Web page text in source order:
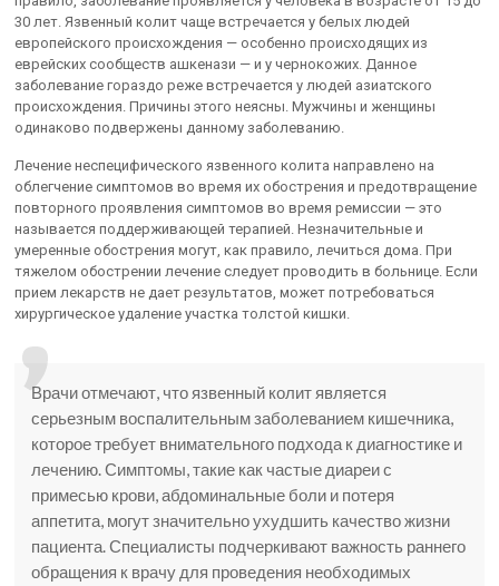
30 лет. Язвенный колит чаще встречается у белых людей
европейского происхождения — особенно происходящих из
еврейских сообществ ашкенази — и у чернокожих. Данное
заболевание гораздо реже встречается у людей азиатского
происхождения. Причины этого неясны. Мужчины и женщины
одинаково подвержены данному заболеванию.
Лечение неспецифического язвенного колита направлено на
облегчение симптомов во время их обострения и предотвращение
повторного проявления симптомов во время ремиссии — это
называется поддерживающей терапией. Незначительные и
умеренные обострения могут, как правило, лечиться дома. При
тяжелом обострении лечение следует проводить в больнице. Если
прием лекарств не дает результатов, может потребоваться
хирургическое удаление участка толстой кишки.
Врачи отмечают, что язвенный колит является
серьезным воспалительным заболеванием кишечника,
которое требует внимательного подхода к диагностике и
лечению. Симптомы, такие как частые диареи с
примесью крови, абдоминальные боли и потеря
аппетита, могут значительно ухудшить качество жизни
пациента. Специалисты подчеркивают важность раннего
обращения к врачу для проведения необходимых